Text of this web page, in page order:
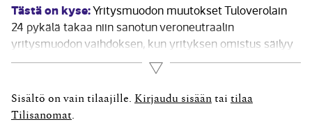
Tästä on kyse:Yritysmuodon muutokset Tuloverolain
24 pykälä takaa niin sanotun veroneutraalin
yritysmuodon vaihdoksen, kun yrityksen omistus säilyy
samoissa käsissä ja yritystoimintaa jatketaan samoilla
tai lähes samoilla tuotantovälineillä samoista
verotuksessa poistamattomista hankintamenoista.
Uuden juridisen kuoren sisälle siirtyvää omaisuutta ei
Lue lisää
Sisältö on vain tilaajille. Kirjaudu sisään tai tilaa
Tilisanomat